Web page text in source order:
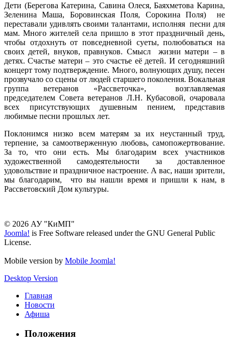
Дети (Берегова Катерина, Савина Олеся, Баяхметова Карина,
Зеленина Маша, Боровинская Поля, Сорокина Поля) не
переставали удивлять своими талантами, исполняя песни для
мам. Много жителей села пришло в этот праздничный день,
чтобы отдохнуть от повседневной суеты, полюбоваться на
своих детей, внуков, правнуков. Смысл жизни матери – в
детях. Счастье матери – это счастье её детей. И сегодняшний
концерт тому подтверждение. Много, волнующих душу, песен
прозвучало со сцены от людей старшего поколения. Вокальная
группа ветеранов «Рассветочка», возглавляемая
председателем Совета ветеранов Л.Н. Кубасовой, очаровала
всех присутствующих душевным пением, представив
любимые песни прошлых лет.
Поклонимся низко всем матерям за их неустанный труд,
терпение, за самоотверженную любовь, самопожертвование.
За то, что они есть. Мы благодарим всех участников
художественной самодеятельности за доставленное
удовольствие и праздничное настроение. А вас, наши зрители,
мы благодарим, что вы нашли время и пришли к нам, в
Рассветовский Дом культуры.
© 2026 АУ "КиМП"
Joomla! is Free Software released under the GNU General Public
License.
Mobile version by Mobile Joomla!
Desktop Version
Главная
Новости
Афиша
Положения